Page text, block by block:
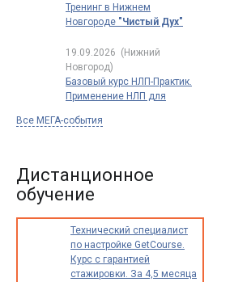
Тренинг в Нижнем
Новгороде "Чистый Дух"
19.09.2026 (Нижний
Новгород)
Базовый курс НЛП-Практик.
Применение НЛП для
Полный
по международным
стандартам
Все МЕГА-события
Дистанционное
обучение
Технический специалист
по настройке GetCourse.
Курс с гарантией
стажировки. За 4,5 месяца